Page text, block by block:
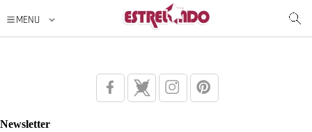
Newsletter